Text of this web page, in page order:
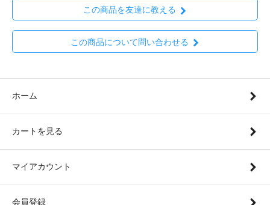
この商品を友達に教える
この商品について問い合わせる
ホーム
カートを見る
マイアカウント
会員登録